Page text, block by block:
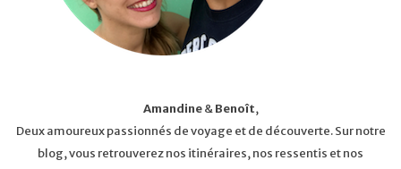
Amandine&Benoît,
Deux amoureux passionnés de voyage et de découverte. Sur notre
blog, vous retrouverez nos itinéraires, nos ressentis et nos